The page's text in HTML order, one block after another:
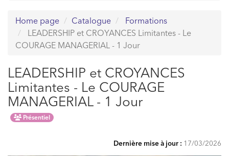
Home page Catalogue
Formations
LEADERSHIP et CROYANCES Limitantes - Le
COURAGE MANAGERIAL - 1 Jour
LEADERSHIP et CROYANCES
Limitantes - Le COURAGE
MANAGERIAL - 1 Jour
Présentiel
Dernière mise à jour : 17/03/2026